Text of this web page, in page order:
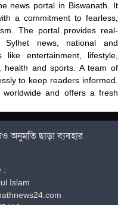
news portal in Biswanath. It
a commitment to fearless,
The portal provides real-
news, national and
entertainment, lifestyle,
health and sports. A team of
to keep readers informed.
worldwide and offers a fresh
অনুমতি ছাড়া ব্যবহার
:
Islam